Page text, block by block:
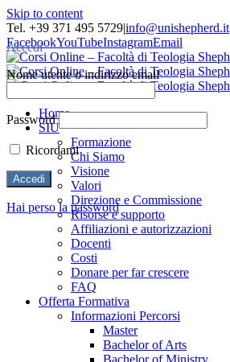
Skip to content
Tel. +39 371 495 5729|info@unishepherd.it
FacebookYouTubeInstagramEmail
Home
SIU
Formazione
Chi Siamo
Visione
Valori
Direzione e Commissione
Risorse e supporto
Affiliazioni e autorizzazioni
Docenti
Costi
Donare per far crescere
FAQ
Offerta Formativa
Informazioni Percorsi
Master
Bachelor of Arts
Bachelor of Ministry
Accedi
Nome utente o indirizzo email
Password
Ricordami
Hai perso la password